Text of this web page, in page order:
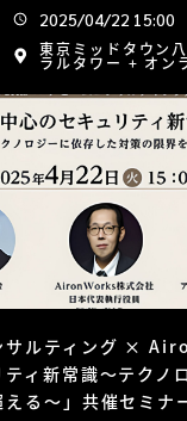
2025/04/22 15:00
東京ミッドタウン
ラルタワー + オン
サルティング ×
ィ新常識～テクノ
る～」共催セミナ